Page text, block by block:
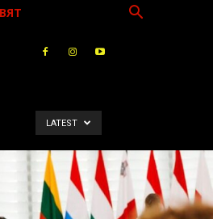
LATEST